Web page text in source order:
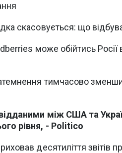
скасовується: що
може обійтись Росії
тимчасово
між США та
рівня, - Politico
десятиліття звітів